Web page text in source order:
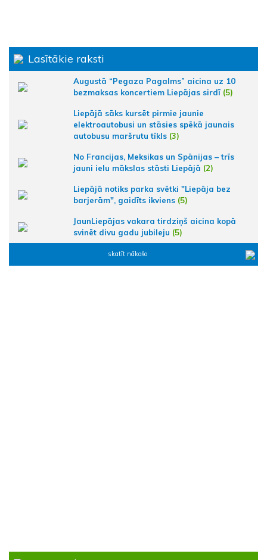
Lasītākie raksti
Augustā “Pegaza Pagalms” aicina uz 10
bezmaksas koncertiem Liepājas sirdī (5)
Liepājā sāks kursēt pirmie jaunie
elektroautobusi un stāsies spēkā jaunais
autobusu maršrutu tīkls (3)
No Francijas, Meksikas un Spānijas – trīs
jauni ielu mākslas stāsti Liepājā (2)
Liepājā notiks parka svētki "Liepāja bez
barjerām", gaidīts ikviens (5)
JaunLiepājas vakara tirdziņš aicina kopā
svinēt divu gadu jubileju (5)
skatīt nākošo